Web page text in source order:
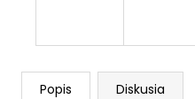
Popis Diskusia